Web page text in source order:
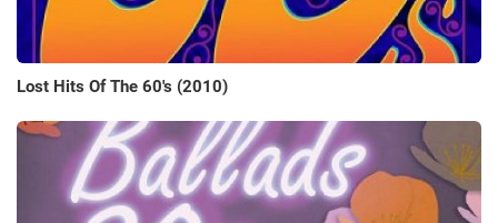
Lost Hits Of The 60's (2010)